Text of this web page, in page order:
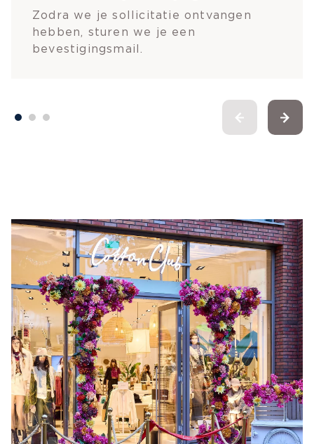
Zodra we je sollicitatie ontvangen
hebben, sturen we je een
bevestigingsmail.